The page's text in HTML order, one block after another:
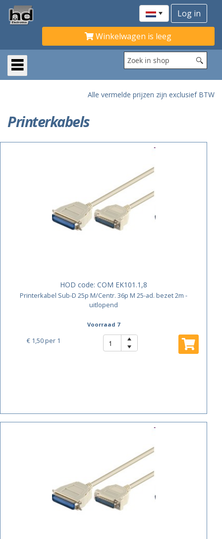
Winkelwagen is leeg
Alle vermelde prijzen zijn exclusief BTW
Printerkabels
HOD code: COM EK101.1,8
Printerkabel Sub-D 25p M/Centr. 36p M 25-ad. bezet 2m -
uitlopend
Voorraad 7
€ 1,50per 1